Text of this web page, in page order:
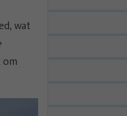
wat